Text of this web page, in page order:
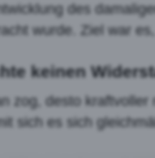
des
wurde. Ziel war
keinen
zog, desto
sich es sich